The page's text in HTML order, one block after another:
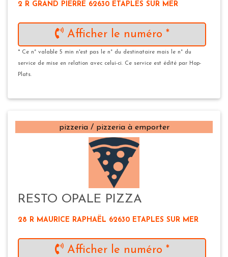
2 R GRAND PIERRE 62630 ETAPLES SUR MER
Afficher le numéro *
* Ce n° valable 5 min n'est pas le n° du destinataire mais le n° du
service de mise en relation avec celui-ci. Ce service est édité par Hop-
Plats.
pizzeria / pizzeria à emporter
RESTO OPALE PIZZA
28 R MAURICE RAPHAËL 62630 ETAPLES SUR MER
Afficher le numéro *